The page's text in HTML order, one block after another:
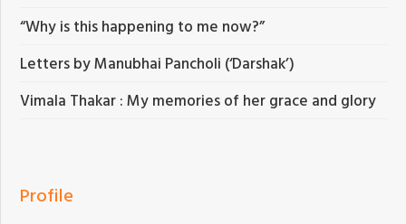
“Why is this happening to me now?”
Letters by Manubhai Pancholi (‘Darshak’)
Vimala Thakar : My memories of her grace and glory
Profile